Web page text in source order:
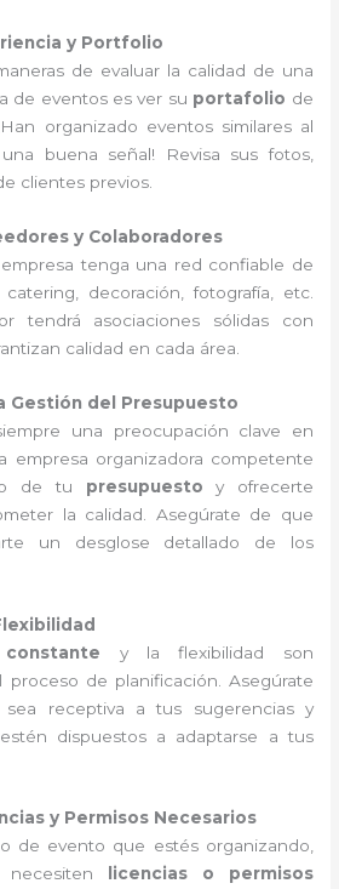
y Portfolio
de evaluar la calidad de una
de eventos es ver su portafolio de
organizado eventos similares al
buena señal! Revisa sus fotos,
clientes previos.
y Colaboradores
tenga una red confiable de
decoración, fotografía, etc.
tendrá asociaciones sólidas con
calidad en cada área.
Gestión del Presupuesto
una preocupación clave en
empresa organizadora competente
de tu presupuesto y ofrecerte
la calidad. Asegúrate de que
un desglose detallado de los
y la flexibilidad son
proceso de planificación. Asegúrate
receptiva a tus sugerencias y
dispuestos a adaptarse a tus
y Permisos Necesarios
de evento que estés organizando,
licencias o permisos